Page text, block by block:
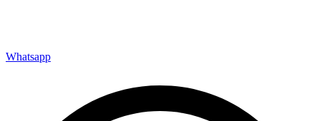
Whatsapp